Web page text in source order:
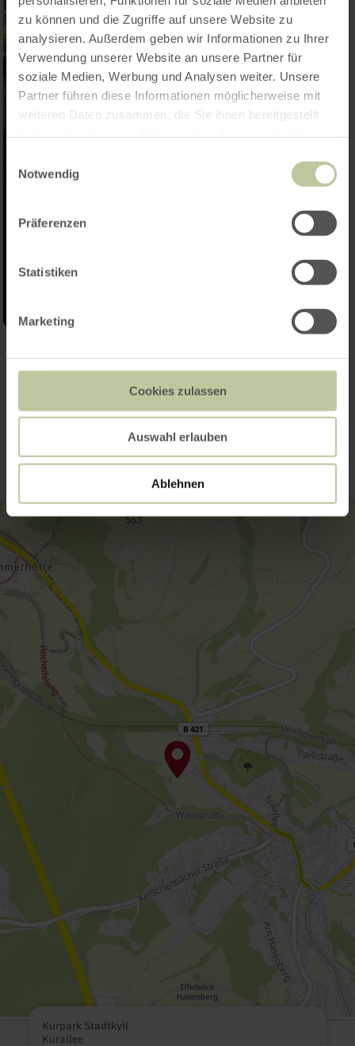
zu können und die Zugriffe auf unsere Website zu
analysieren. Außerdem geben wir Informationen zu Ihrer
Verwendung unserer Website an unsere Partner für
soziale Medien, Werbung und Analysen weiter. Unsere
Partner führen diese Informationen möglicherweise mit
weiteren Daten zusammen, die Sie ihnen bereitgestellt
Notwendig
Präferenzen
Statistiken
Marketing
Cookies zulassen
Auswahl erlauben
Ablehnen
Open gallery
Contact
Kurpark Stadtkyll
Kurallee